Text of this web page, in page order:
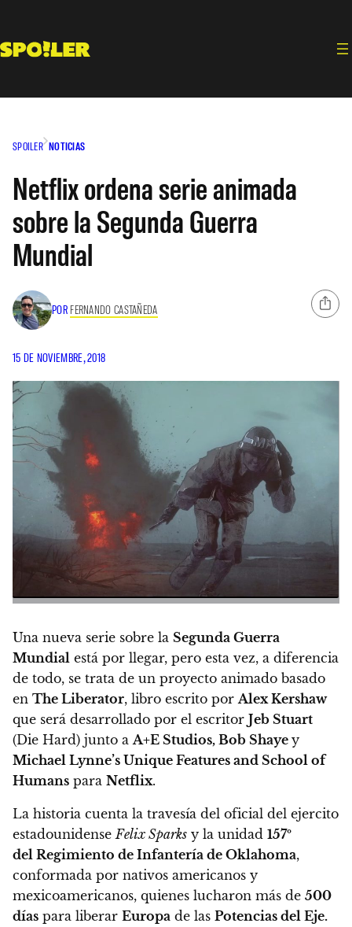
contenido
SPOILER NOTICIAS
Netflix ordena serie animada
sobre la Segunda Guerra
Mundial
POR FERNANDO CASTAÑEDA
15 DE NOVIEMBRE, 2018
Una nueva serie sobre la Segunda Guerra
Mundial está por llegar, pero esta vez, a diferencia
de todo, se trata de un proyecto animado basado
en The Liberator, libro escrito por Alex Kershaw
que será desarrollado por el escritor Jeb Stuart
(Die Hard) junto a A+E Studios, Bob Shaye y
Michael Lynne’s Unique Features and School of
Humans para Netflix.
La historia cuenta la travesía del oficial del ejercito
estadounidense Felix Sparks y la unidad 157º
del Regimiento de Infantería de Oklahoma,
conformada por nativos americanos y
mexicoamericanos, quienes lucharon más de 500
días para liberar Europa de las Potencias del Eje.